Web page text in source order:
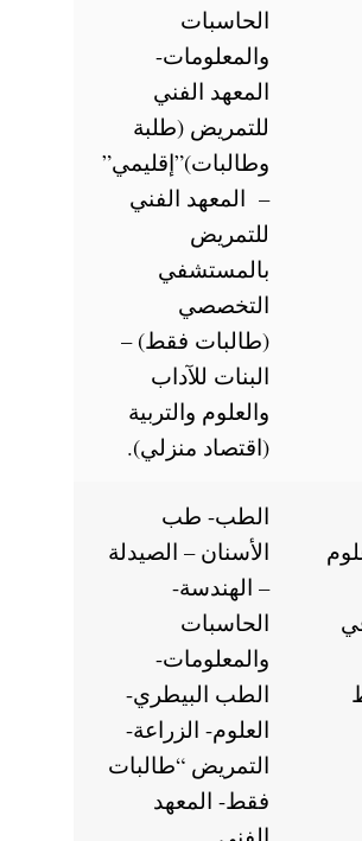
والمعلومات-
المعهد الفني
للتمريض (طلبة
وطالبات)”إقليمي”
– المعهد الفني
بالمستشفي
(طالبات فقط) –
البنات للآداب
والعلوم والتربية
(اقتصاد منزلي).
الطب- طب
الأسنان – الصيدلة
– الهندسة-
الحاسبات
والمعلومات-
الطب البيطري-
العلوم- الزراعة-
التمريض “طالبات
فقط- المعهد